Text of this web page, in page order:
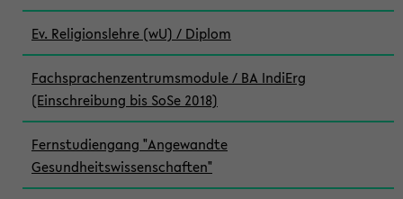
Ev. Religionslehre (wU) / Diplom
Fachsprachenzentrumsmodule / BA IndiErg
(Einschreibung bis SoSe 2018)
Fernstudiengang "Angewandte
Gesundheitswissenschaften"